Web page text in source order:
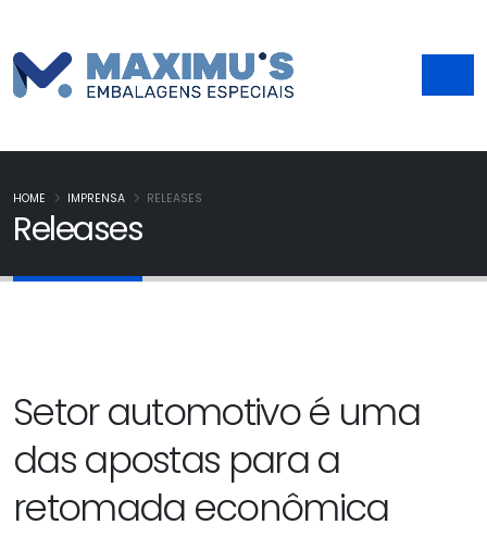
Releases
HOME IMPRENSA RELEASES
Setor automotivo é uma
das apostas para a
retomada econômica